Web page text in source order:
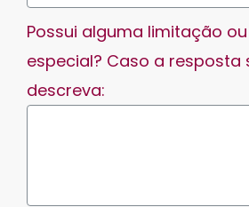
Possui alguma limitação
especial? Caso a resposta
descreva: